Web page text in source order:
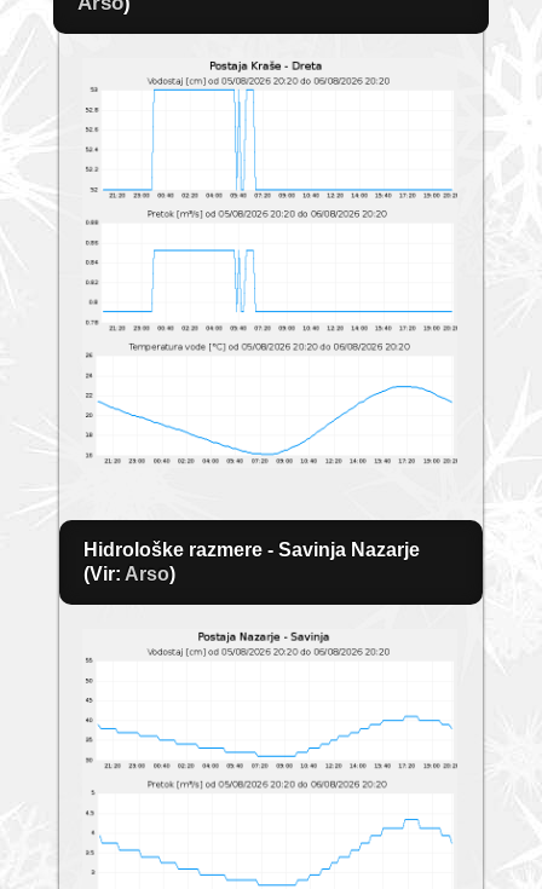
Hidrološke razmere - Savinja Nazarje
(Vir: Arso)